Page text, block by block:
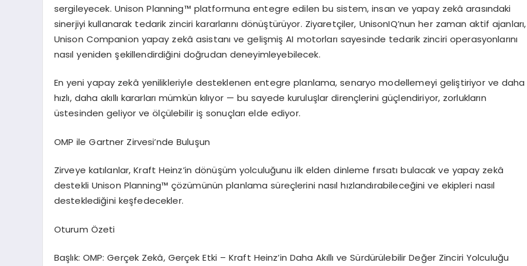
sergileyecek. Unison Planning™ platformuna entegre edilen bu sistem, insan ve yapay zekâ arasındaki
sinerjiyi kullanarak tedarik zinciri kararlarını dönüştürüyor. Ziyaretçiler, UnisonIQ’nun her zaman aktif ajanları,
Unison Companion yapay zekâ asistanı ve gelişmiş AI motorları sayesinde tedarik zinciri operasyonlarını
nasıl yeniden şekillendirdiğini doğrudan deneyimleyebilecek.
En yeni yapay zekâ yenilikleriyle desteklenen entegre planlama, senaryo modellemeyi geliştiriyor ve daha
hızlı, daha akıllı kararları mümkün kılıyor — bu sayede kuruluşlar dirençlerini güçlendiriyor, zorlukların
üstesinden geliyor ve ölçülebilir iş sonuçları elde ediyor.
OMP ile Gartner Zirvesi’nde Buluşun
Zirveye katılanlar, Kraft Heinz’in dönüşüm yolculuğunu ilk elden dinleme fırsatı bulacak ve yapay zekâ
destekli Unison Planning™ çözümünün planlama süreçlerini nasıl hızlandırabileceğini ve ekipleri nasıl
desteklediğini keşfedecekler.
Oturum Özeti
Başlık: OMP: Gerçek Zekâ, Gerçek Etki – Kraft Heinz’in Daha Akıllı ve Sürdürülebilir Değer Zinciri Yolculuğu